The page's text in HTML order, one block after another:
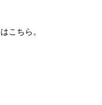
こちら。